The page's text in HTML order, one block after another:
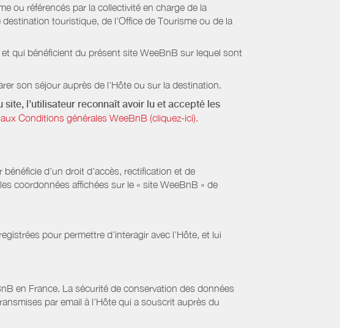
ou référencés par la collectivité en charge de la
touristique, de l’Office de Tourisme ou de la
qui bénéficient du présent site WeeBnB sur lequel sont
son séjour auprès de l'Hôte ou sur la destination.
l’utilisateur reconnaît avoir lu et accepté les
Conditions générales WeeBnB (cliquez-ici).
d’un droit d’accès, rectification et de
coordonnées affichées sur le « site WeeBnB » de
pour permettre d’interagir avec l’Hôte, et lui
en France. La sécurité de conservation des données
par email à l’Hôte qui a souscrit auprès du